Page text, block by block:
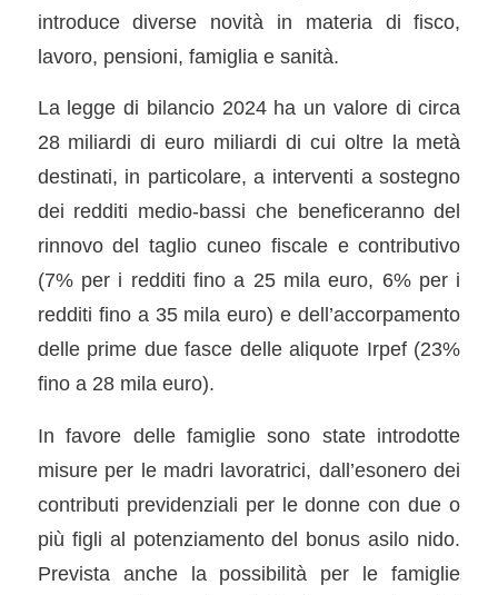
introduce diverse novità in materia di fisco,
lavoro, pensioni, famiglia e sanità.
La legge di bilancio 2024 ha un valore di circa
28 miliardi di euro miliardi di cui oltre la metà
destinati, in particolare, a interventi a sostegno
dei redditi medio-bassi che beneficeranno del
rinnovo del taglio cuneo fiscale e contributivo
(7% per i redditi fino a 25 mila euro, 6% per i
redditi fino a 35 mila euro) e dell’accorpamento
delle prime due fasce delle aliquote Irpef (23%
fino a 28 mila euro).
In favore delle famiglie sono state introdotte
misure per le madri lavoratrici, dall’esonero dei
contributi previdenziali per le donne con due o
più figli al potenziamento del bonus asilo nido.
Prevista anche la possibilità per le famiglie